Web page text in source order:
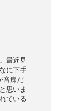
最近見
に下手
音痴だ
思いま
ている